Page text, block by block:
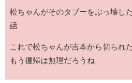
松ちゃんがそのタブーをぶっ壊し
話
これで松ちゃんが吉本から切られ
もう復帰は無理だろうね